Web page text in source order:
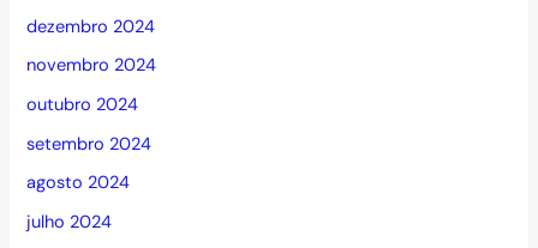
dezembro 2024
novembro 2024
outubro 2024
setembro 2024
agosto 2024
julho 2024